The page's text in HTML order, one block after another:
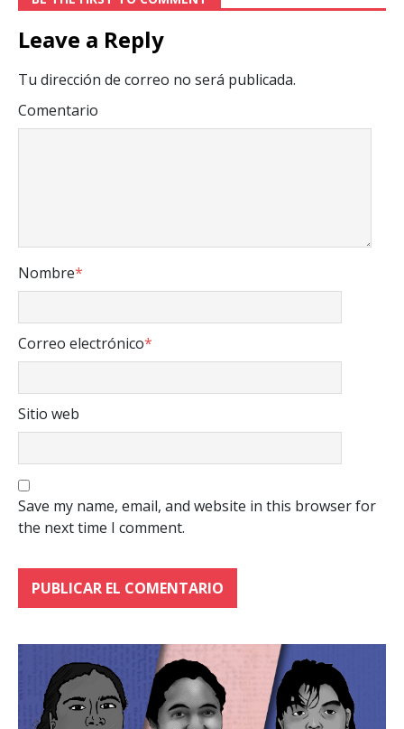
Leave a Reply
Tu dirección de correo no será publicada.
Comentario
Nombre*
Correo electrónico*
Sitio web
Save my name, email, and website in this browser for
the next time I comment.